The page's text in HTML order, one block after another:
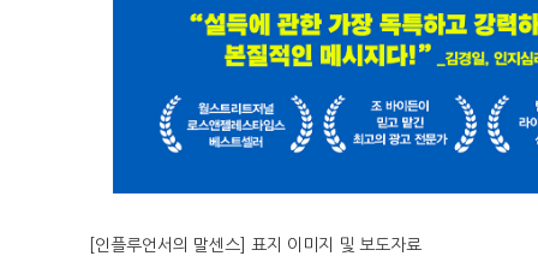
[인플루언서의 말센스] 표지 이미지 및 보도자료